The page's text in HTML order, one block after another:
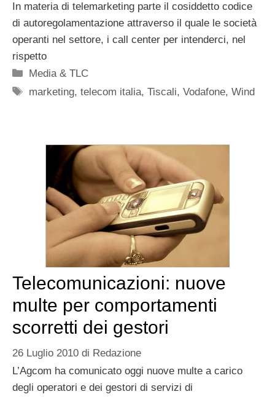
In materia di telemarketing parte il cosiddetto codice
di autoregolamentazione attraverso il quale le società
operanti nel settore, i call center per intenderci, nel
rispetto
Categorie
Media & TLC
Tag
marketing,telecom italia,Tiscali,Vodafone,Wind
Telecomunicazioni: nuove
multe per comportamenti
scorretti dei gestori
26 Luglio 2010 di Redazione
L’Agcom ha comunicato oggi nuove multe a carico
degli operatori e dei gestori di servizi di